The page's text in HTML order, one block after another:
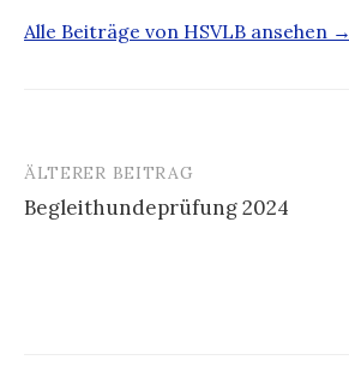
Alle Beiträge von HSVLB ansehen →
Beitrags-
Navigation
ÄLTERER BEITRAG
Begleithundeprüfung 2024